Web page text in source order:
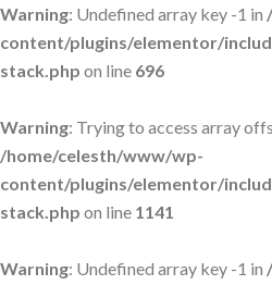
Warning: Undefined array key -1 in
content/plugins/elementor/
stack.php on line 696
Warning: Trying to access array
/home/celesth/www/wp-
content/plugins/elementor/
stack.php on line 1141
Warning: Undefined array key -1 in